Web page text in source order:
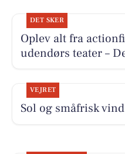
DET SKER
Oplev alt fra
udendørs teater –
VEJRET
Sol og småfrisk